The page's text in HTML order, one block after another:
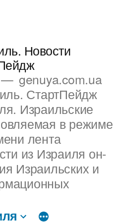
Новости
genuya.com.ua
СтартПейдж
Израильские
в режиме
лента
из Израиля он-
Израильских и